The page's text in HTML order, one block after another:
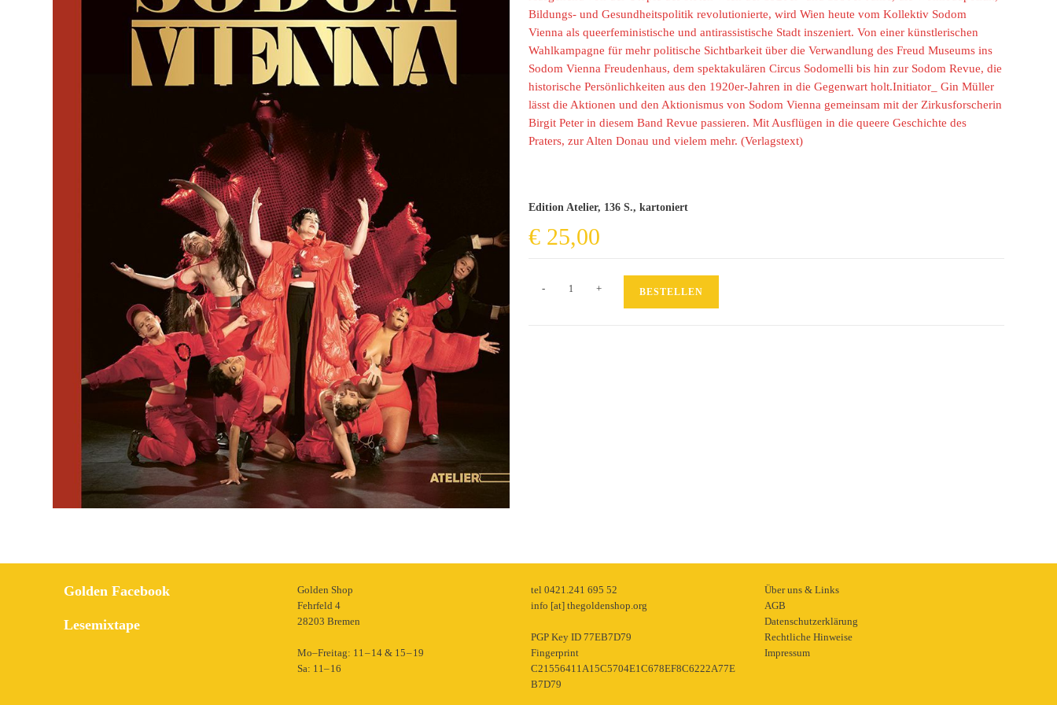
Bildungs- und Gesundheitspolitik revolutionierte, wird Wien heute vom Kollektiv Sodom
Vienna als queerfeministische und antirassistische Stadt inszeniert. Von einer künstlerischen
Wahlkampagne für mehr politische Sichtbarkeit über die Verwandlung des Freud Museums ins
Sodom Vienna Freudenhaus, dem spektakulären Circus Sodomelli bis hin zur Sodom Revue, die
historische Persönlichkeiten aus den 1920er-Jahren in die Gegenwart holt.Initiator_ Gin Müller
lässt die Aktionen und den Aktionismus von Sodom Vienna gemeinsam mit der Zirkusforscherin
Birgit Peter in diesem Band Revue passieren. Mit Ausflügen in die queere Geschichte des
Praters, zur Alten Donau und vielem mehr. (Verlagstext)
Edition Atelier, 136 S., kartoniert
€ 25,00
- + BESTELLEN
Golden Facebook
Lesemixtape
Golden Shop
Fehrfeld 4
28203 Bremen
Mo–Freitag: 11 – 14 & 15 – 19
Sa: 11– 16
tel 0421.241 695 52
info [at] thegoldenshop.org
PGP Key ID 77EB7D79
Fingerprint
C21556411A15C5704E1C678EF8C6222A77E
B7D79
Über uns & Links
AGB
Datenschutzerklärung
Rechtliche Hinweise
Impressum